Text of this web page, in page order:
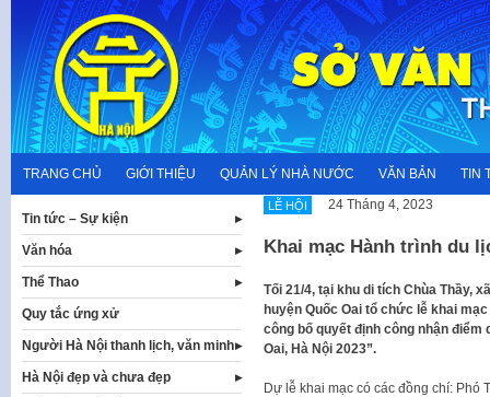
content
TRANG CHỦ GIỚI THIỆU QUẢN LÝ NHÀ NƯỚC VĂN BẢN TIN
LỄ HỘI 24 Tháng 4, 2023
Khai mạc Hành trình du
Tối 21/4, tại khu di tích Chùa Thầy,
huyện Quốc Oai tổ chức lễ khai
công bố quyết định công nhận điểm
Oai, Hà Nội 2023”.
Dự lễ khai mạc có các đồng chí: Phó
Tin tức – Sự kiện
Văn hóa
Thể Thao
Quy tắc ứng xử
Người Hà Nội thanh lịch, văn minh
Hà Nội đẹp và chưa đẹp